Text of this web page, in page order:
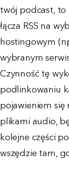
twój podcast, to
łącza RSS na
hostingowym
wybranym
Czynność tę
podlinkowaniu
pojawieniem się
plikami audio,
kolejne części
wszędzie tam,